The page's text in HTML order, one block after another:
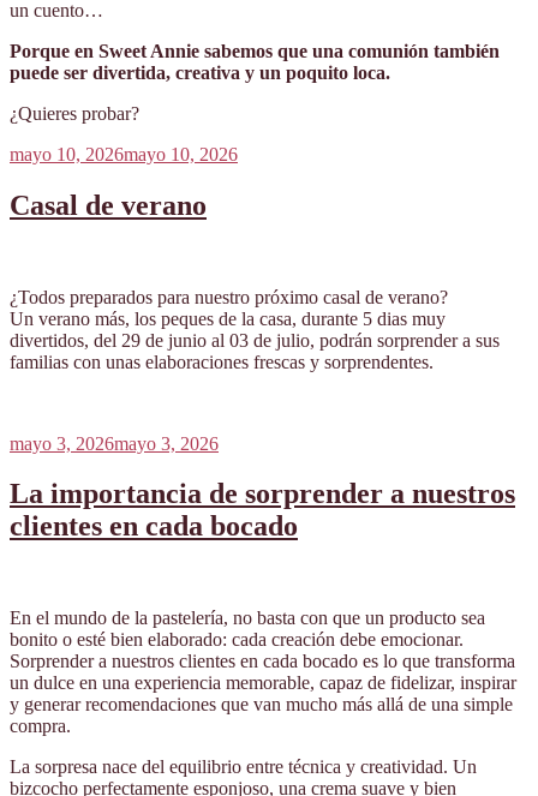
un cuento…
Porque en Sweet Annie sabemos que una comunión también
puede ser divertida, creativa y un poquito loca.
¿Quieres probar?
Publicado
mayo 10, 2026mayo 10, 2026
Casal de verano
¿Todos preparados para nuestro próximo casal de verano?
Un verano más, los peques de la casa, durante 5 dias muy
divertidos, del 29 de junio al 03 de julio, podrán sorprender a sus
familias con unas elaboraciones frescas y sorprendentes.
Publicado
mayo 3, 2026mayo 3, 2026
La importancia de sorprender a nuestros
clientes en cada bocado
En el mundo de la pastelería, no basta con que un producto sea
bonito o esté bien elaborado: cada creación debe emocionar.
Sorprender a nuestros clientes en cada bocado es lo que transforma
un dulce en una experiencia memorable, capaz de fidelizar, inspirar
y generar recomendaciones que van mucho más allá de una simple
compra.
La sorpresa nace del equilibrio entre técnica y creatividad. Un
bizcocho perfectamente esponjoso, una crema suave y bien